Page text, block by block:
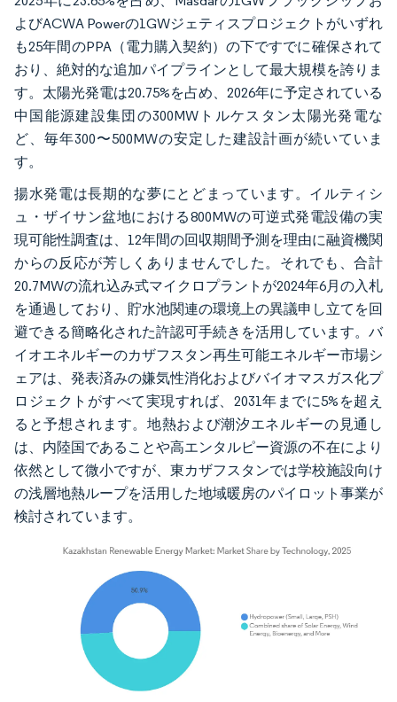
よびACWA Powerの1GWジェティスプロジェクトがいずれ
も25年間のPPA（電力購入契約）の下ですでに確保されて
おり、絶対的な追加パイプラインとして最大規模を誇りま
す。太陽光発電は20.75%を占め、2026年に予定されている
中国能源建設集団の300MWトルケスタン太陽光発電な
ど、毎年300〜500MWの安定した建設計画が続いていま
す。
揚水発電は長期的な夢にとどまっています。イルティシ
ュ・ザイサン盆地における800MWの可逆式発電設備の実
現可能性調査は、12年間の回収期間予測を理由に融資機関
からの反応が芳しくありませんでした。それでも、合計
20.7MWの流れ込み式マイクロプラントが2024年6月の入札
を通過しており、貯水池関連の環境上の異議申し立てを回
避できる簡略化された許認可手続きを活用しています。バ
イオエネルギーのカザフスタン再生可能エネルギー市場シ
ェアは、発表済みの嫌気性消化およびバイオマスガス化プ
ロジェクトがすべて実現すれば、2031年までに5%を超え
ると予想されます。地熱および潮汐エネルギーの見通し
は、内陸国であることや高エンタルピー資源の不在により
依然として微小ですが、東カザフスタンでは学校施設向け
の浅層地熱ループを活用した地域暖房のパイロット事業が
検討されています。